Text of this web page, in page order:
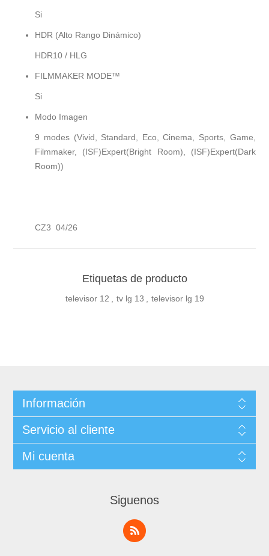
Si
HDR (Alto Rango Dinámico)
HDR10 / HLG
FILMMAKER MODE™
Si
Modo Imagen
9 modes (Vivid, Standard, Eco, Cinema, Sports, Game,
Filmmaker, (ISF)Expert(Bright Room), (ISF)Expert(Dark
Room))
CZ3 04/26
Etiquetas de producto
televisor 12 , tv lg 13 , televisor lg 19
Información
Servicio al cliente
Mi cuenta
Siguenos